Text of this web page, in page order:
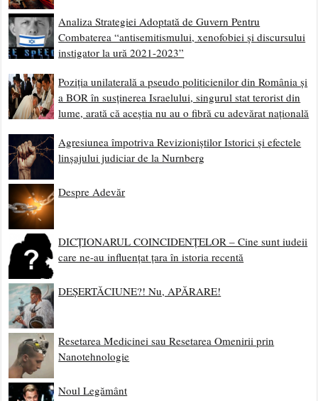
Analiza Strategiei Adoptată de Guvern Pentru
Combaterea “antisemitismului, xenofobiei și discursului
instigator la ură 2021-2023”
Poziția unilaterală a pseudo politicienilor din România și
a BOR în susținerea Israelului, singurul stat terorist din
lume, arată că aceștia nu au o fibră cu adevărat națională
Agresiunea împotriva Revizioniștilor Istorici și efectele
linșajului judiciar de la Nurnberg
Despre Adevăr
DICȚIONARUL COINCIDENȚELOR – Cine sunt iudeii
care ne-au influențat țara în istoria recentă
DEȘERTĂCIUNE?! Nu, APĂRARE!
Resetarea Medicinei sau Resetarea Omenirii prin
Nanotehnologie
Noul Legământ